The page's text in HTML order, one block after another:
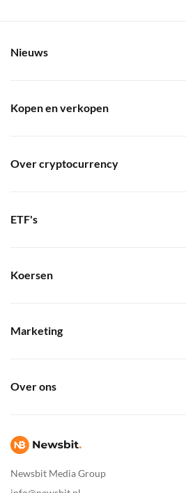
Newsbit Media Group
Nieuws
Kopen en verkopen
Over cryptocurrency
ETF's
Koersen
Marketing
Over ons